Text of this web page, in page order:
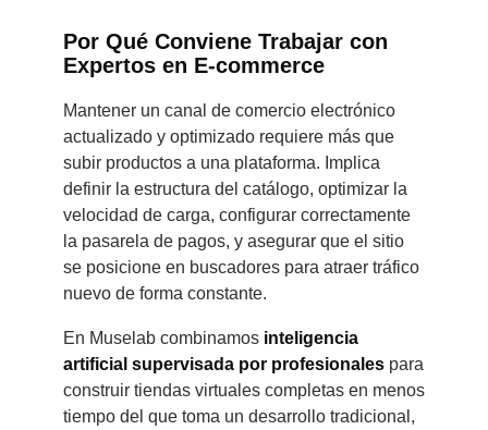
Por Qué Conviene Trabajar con
Expertos en E-commerce
Mantener un canal de comercio electrónico
actualizado y optimizado requiere más que
subir productos a una plataforma. Implica
definir la estructura del catálogo, optimizar la
velocidad de carga, configurar correctamente
la pasarela de pagos, y asegurar que el sitio
se posicione en buscadores para atraer tráfico
nuevo de forma constante.
En Muselab combinamos inteligencia
artificial supervisada por profesionalespara
construir tiendas virtuales completas en menos
tiempo del que toma un desarrollo tradicional,